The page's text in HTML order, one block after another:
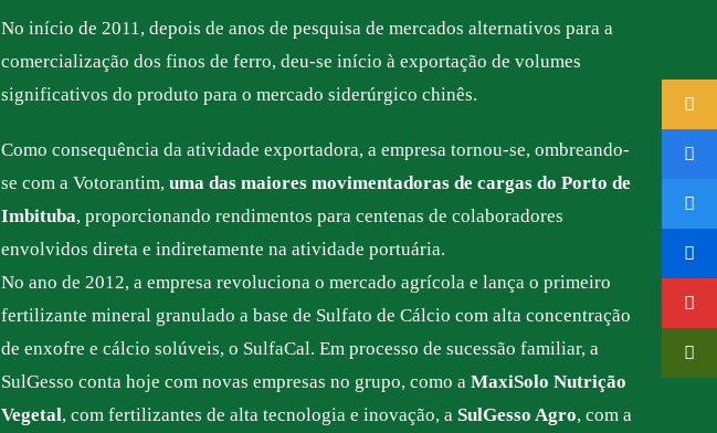
No início de 2011, depois de anos de pesquisa de mercados alternativos para a
comercialização dos finos de ferro, deu-se início à exportação de volumes
significativos do produto para o mercado siderúrgico chinês.
Como consequência da atividade exportadora, a empresa tornou-se, ombreando-
se com a Votorantim, uma das maiores movimentadoras de cargas do Porto de
Imbituba, proporcionando rendimentos para centenas de colaboradores
envolvidos direta e indiretamente na atividade portuária.
No ano de 2012, a empresa revoluciona o mercado agrícola e lança o primeiro
fertilizante mineral granulado a base de Sulfato de Cálcio com alta concentração
de enxofre e cálcio solúveis, o SulfaCal. Em processo de sucessão familiar, a
SulGesso conta hoje com novas empresas no grupo, como a MaxiSolo Nutrição
Vegetal, com fertilizantes de alta tecnologia e inovação, a SulGesso Agro, com a